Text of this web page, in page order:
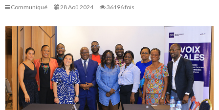
Communiqué 28 Aoû 2024 36196 fois